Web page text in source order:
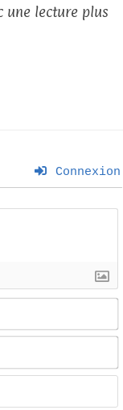
une lecture plus
Connexion